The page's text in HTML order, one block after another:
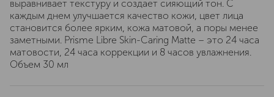
выравнивает текстуру и создает сияющий тон. С
каждым днем улучшается качество кожи, цвет лица
становится более ярким, кожа матовой, а поры менее
заметными. Prisme Libre Skin-Caring Matte – это 24 часа
матовости, 24 часа коррекции и 8 часов увлажнения.
Объем 30 мл